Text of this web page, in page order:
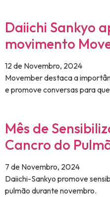
Daiichi Sankyo
movimento
12 de Novembro, 2024
Movember destaca a
e promove conversas para
Mês de
Cancro do
7 de Novembro, 2024
Daiichi-Sankyo promove
pulmão durante novembro.